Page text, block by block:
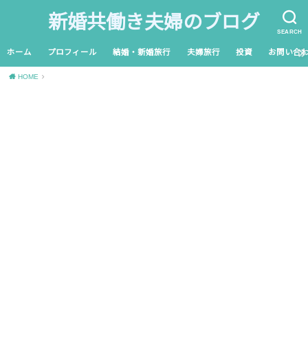
SEARCH
新婚共働き夫婦のブログ
ホーム プロフィール 結婚・新婚旅行 夫婦旅行 投資 お問い合
HOME